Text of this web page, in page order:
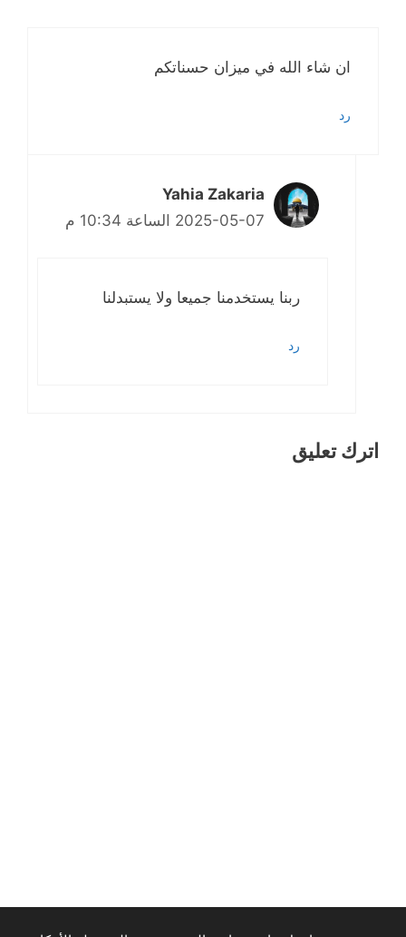
ان شاء الله في ميزان حسناتكم
رد
Yahia Zakaria
2025-05-07 الساعة 10:34 م
ربنا يستخدمنا جميعا ولا يستبدلنا
رد
اترك تعليق